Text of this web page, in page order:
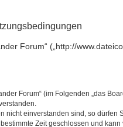
Forum“ („http://
Forum“ (im Folgenden „das
nicht einverstanden sind, so
Zeit geschlossen und